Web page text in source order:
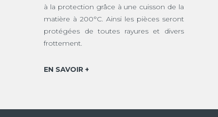
à la protection grâce à une cuisson de la
matière à 200°C. Ainsi les pièces seront
protégées de toutes rayures et divers
frottement.
EN SAVOIR +